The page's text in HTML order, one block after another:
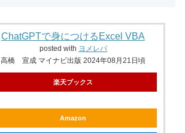
ChatGPTで身につけるExcel VBA
posted with ヨメレバ
高橋 宣成 マイナビ出版 2024年08月21日頃
楽天ブックス
Amazon